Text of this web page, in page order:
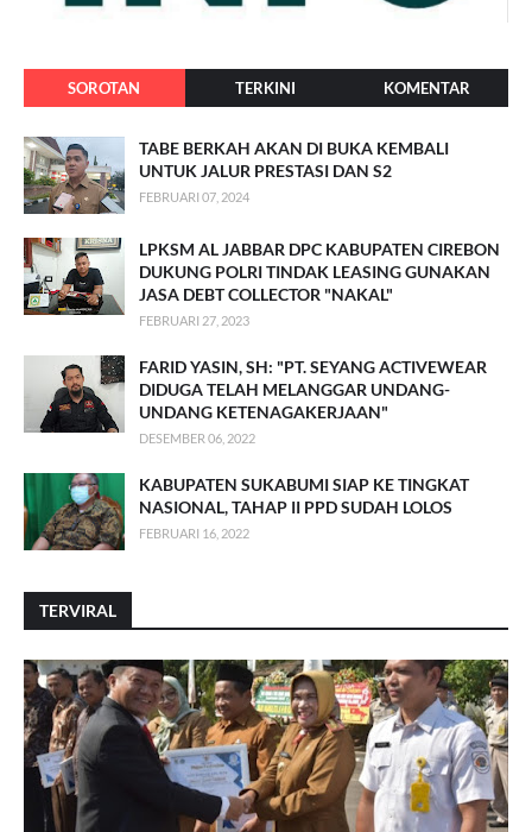
SOROTAN TERKINI KOMENTAR
TABE BERKAH AKAN DI BUKA KEMBALI
UNTUK JALUR PRESTASI DAN S2
FEBRUARI 07, 2024
LPKSM AL JABBAR DPC KABUPATEN CIREBON
DUKUNG POLRI TINDAK LEASING GUNAKAN
JASA DEBT COLLECTOR "NAKAL"
FEBRUARI 27, 2023
FARID YASIN, SH: "PT. SEYANG ACTIVEWEAR
DIDUGA TELAH MELANGGAR UNDANG-
UNDANG KETENAGAKERJAAN"
DESEMBER 06, 2022
KABUPATEN SUKABUMI SIAP KE TINGKAT
NASIONAL, TAHAP II PPD SUDAH LOLOS
FEBRUARI 16, 2022
TERVIRAL